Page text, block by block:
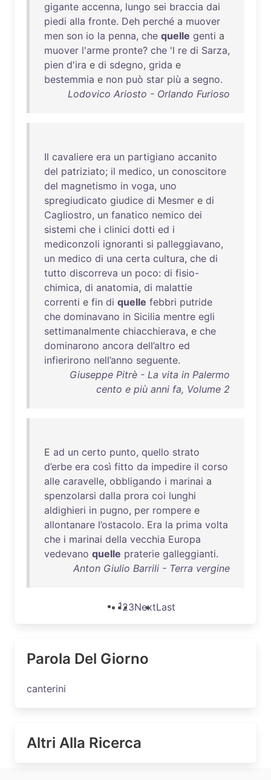
gigante accenna, lungo sei braccia dai
piedi alla fronte. Deh perché a muover
men son io la penna, che quelle genti a
muover l'arme pronte? che 'l re di Sarza,
pien d'ira e di sdegno, grida e
bestemmia e non può star più a segno.
Lodovico Ariosto - Orlando Furioso
Il cavaliere era un partigiano accanito
del patriziato; il medico, un conoscitore
del magnetismo in voga, uno
spregiudicato giudice di Mesmer e di
Cagliostro, un fanatico nemico dei
sistemi che i clinici dotti ed i
mediconzoli ignoranti si palleggiavano,
un medico di una certa cultura, che di
tutto discorreva un poco: di fisio-
chimica, di anatomia, di malattie
correnti e fin di quelle febbri putride
che dominavano in Sicilia mentre egli
settimanalmente chiacchierava, e che
dominarono ancora dell’altro ed
infierirono nell’anno seguente.
Giuseppe Pitrè - La vita in Palermo
cento e più anni fa, Volume 2
E ad un certo punto, quello strato
d’erbe era così fitto da impedire il corso
alle caravelle, obbligando i marinai a
spenzolarsi dalla prora coi lunghi
aldighieri in pugno, per rompere e
allontanare l’ostacolo. Era la prima volta
che i marinai della vecchia Europa
vedevano quelle praterie galleggianti.
Anton Giulio Barrili - Terra vergine
123NextLast
Parola Del Giorno
canterini
Altri Alla Ricerca